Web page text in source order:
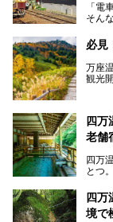
今回
───
提供
この
「電
そん
日帰
２つ
今回
魅力
必見
万座
観光
も多
そこ
しみ
また
すめ
四万
老舗
四万
とつ
「四
り入
四万
境で